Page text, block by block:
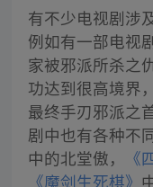
有不少电视剧涉
例如有一部电视
家被邪派所杀之
功达到很高境界
最终手刃邪派之
剧中也有各种不
中的北堂傲，
《
《魔剑生死棋》